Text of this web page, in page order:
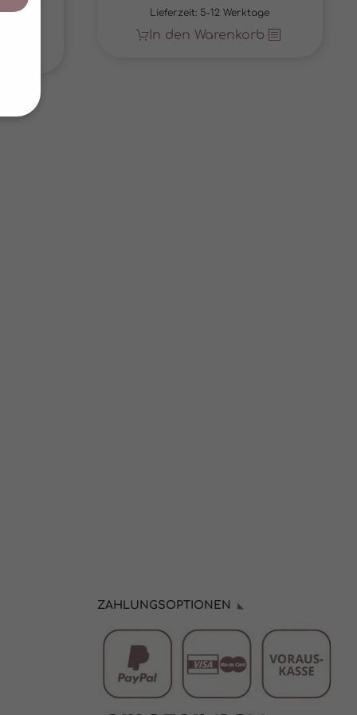
€ 19,90€ 10,00.
Lieferzeit: 5-12 Werktage
In den Warenkorb
ZAHLUNGSOPTIONEN
Sie